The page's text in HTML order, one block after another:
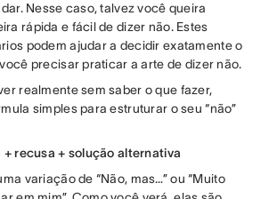
Nesse caso, talvez você queira
rápida e fácil de dizer não. Estes
podem ajudar a decidir exatamente o
precisar praticar a arte de dizer não.
realmente sem saber o que fazer,
simples para estruturar o seu “não”
recusa + solução alternativa
variação de “Não, mas…” ou “Muito